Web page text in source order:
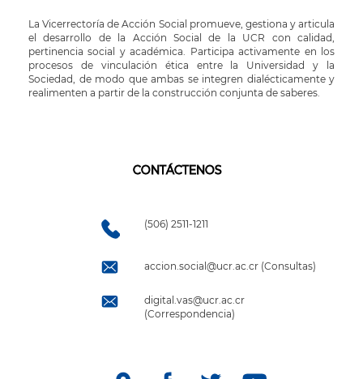
La Vicerrectoría de Acción Social promueve, gestiona y articula
el desarrollo de la Acción Social de la UCR con calidad,
pertinencia social y académica. Participa activamente en los
procesos de vinculación ética entre la Universidad y la
Sociedad, de modo que ambas se integren dialécticamente y
realimenten a partir de la construcción conjunta de saberes.
CONTÁCTENOS
(506) 2511-1211
accion.social@ucr.ac.cr (Consultas)
digital.vas@ucr.ac.cr
(Correspondencia)